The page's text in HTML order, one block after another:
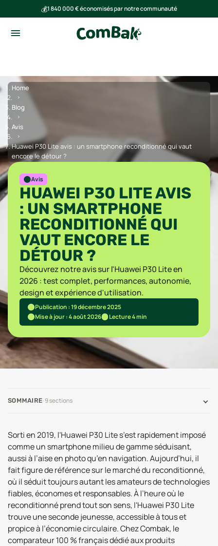
💰1 840 000 € économisés par notre communauté
Home
Blog
Avis
Huawei P30 Lite avis : un smartphone reconditionné qui vaut
encore le détour ?
Avis
HUAWEI P30 LITE AVIS
: UN SMARTPHONE
RECONDITIONNÉ QUI
VAUT ENCORE LE
DÉTOUR ?
Découvrez notre avis sur l'Huawei P30 Lite en
2026 : test complet, performances, autonomie,
design et expérience d'utilisation.
Publication : 19 décembre 2025
Mise à jour : 4 août 2026
Lecture 4 min
SOMMAIRE· 9sections
Sorti en 2019, l'Huawei P30 Lite s’est rapidement imposé
comme un smartphone milieu de gamme séduisant,
aussi à l’aise en photo qu’en navigation. Aujourd’hui, il
fait figure de référence sur le marché du reconditionné,
où il séduit toujours autant les amateurs de technologies
fiables, économes et responsables. À l’heure où le
reconditionné prend tout son sens, l'Huawei P30 Lite
trouve une seconde jeunesse, accessible à tous et
propice à l’économie circulaire. Chez Combak, le
comparateur 100 % français dédié aux produits